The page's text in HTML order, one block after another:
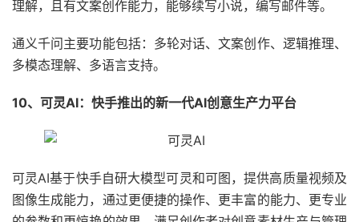
理解，且有文案创作能力，能够续写小说，编写邮件等。
通义千问主要功能包括：多轮对话、文案创作、逻辑推理、
多模态理解、多语言支持。
10、可灵AI：快手推出的新一代AI创意生产力平台
可灵AI基于快手自研大模型可灵和可图，提供高质量视频及
图像生成能力，通过更便捷的操作、更丰富的能力、更专业